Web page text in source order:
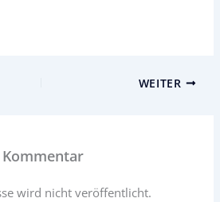
WEITER
wird nicht veröffentlicht.